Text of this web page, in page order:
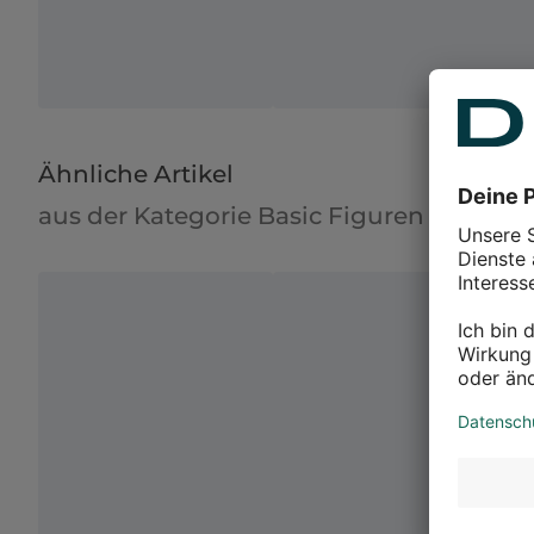
Ähnliche Artikel
aus der Kategorie Basic Figuren &